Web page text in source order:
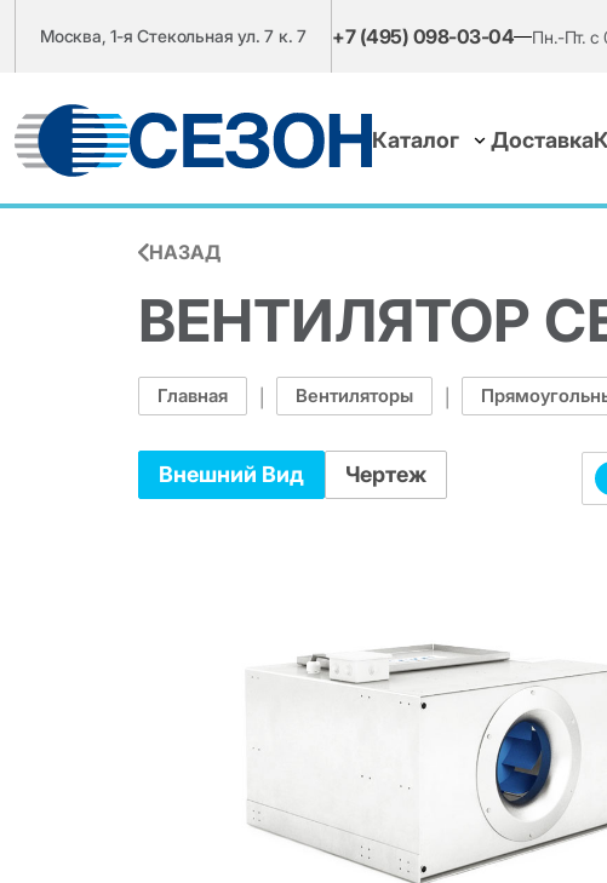
Москва, 1-я Стекольная ул. 7 к. 7 +7 (495) 098-03-04 Пн.-Пт. с
Каталог Доставка
НАЗАД
ВЕНТИЛЯТОР
Главная Вентиляторы
Внешний Вид Чертеж